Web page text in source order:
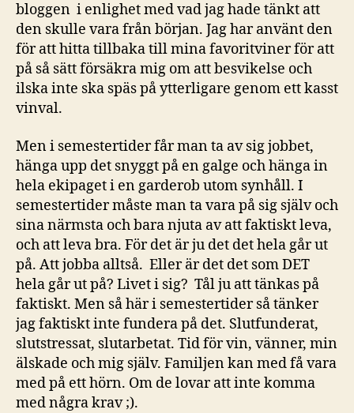
bloggen i enlighet med vad jag hade tänkt att
den skulle vara från början. Jag har använt den
för att hitta tillbaka till mina favoritviner för att
på så sätt försäkra mig om att besvikelse och
ilska inte ska späs på ytterligare genom ett kasst
vinval.
Men i semestertider får man ta av sig jobbet,
hänga upp det snyggt på en galge och hänga in
hela ekipaget i en garderob utom synhåll. I
semestertider måste man ta vara på sig själv och
sina närmsta och bara njuta av att faktiskt leva,
och att leva bra. För det är ju det det hela går ut
på. Att jobba alltså. Eller är det det som DET
hela går ut på? Livet i sig? Tål ju att tänkas på
faktiskt. Men så här i semestertider så tänker
jag faktiskt inte fundera på det. Slutfunderat,
slutstressat, slutarbetat. Tid för vin, vänner, min
älskade och mig själv. Familjen kan med få vara
med på ett hörn. Om de lovar att inte komma
med några krav ;).